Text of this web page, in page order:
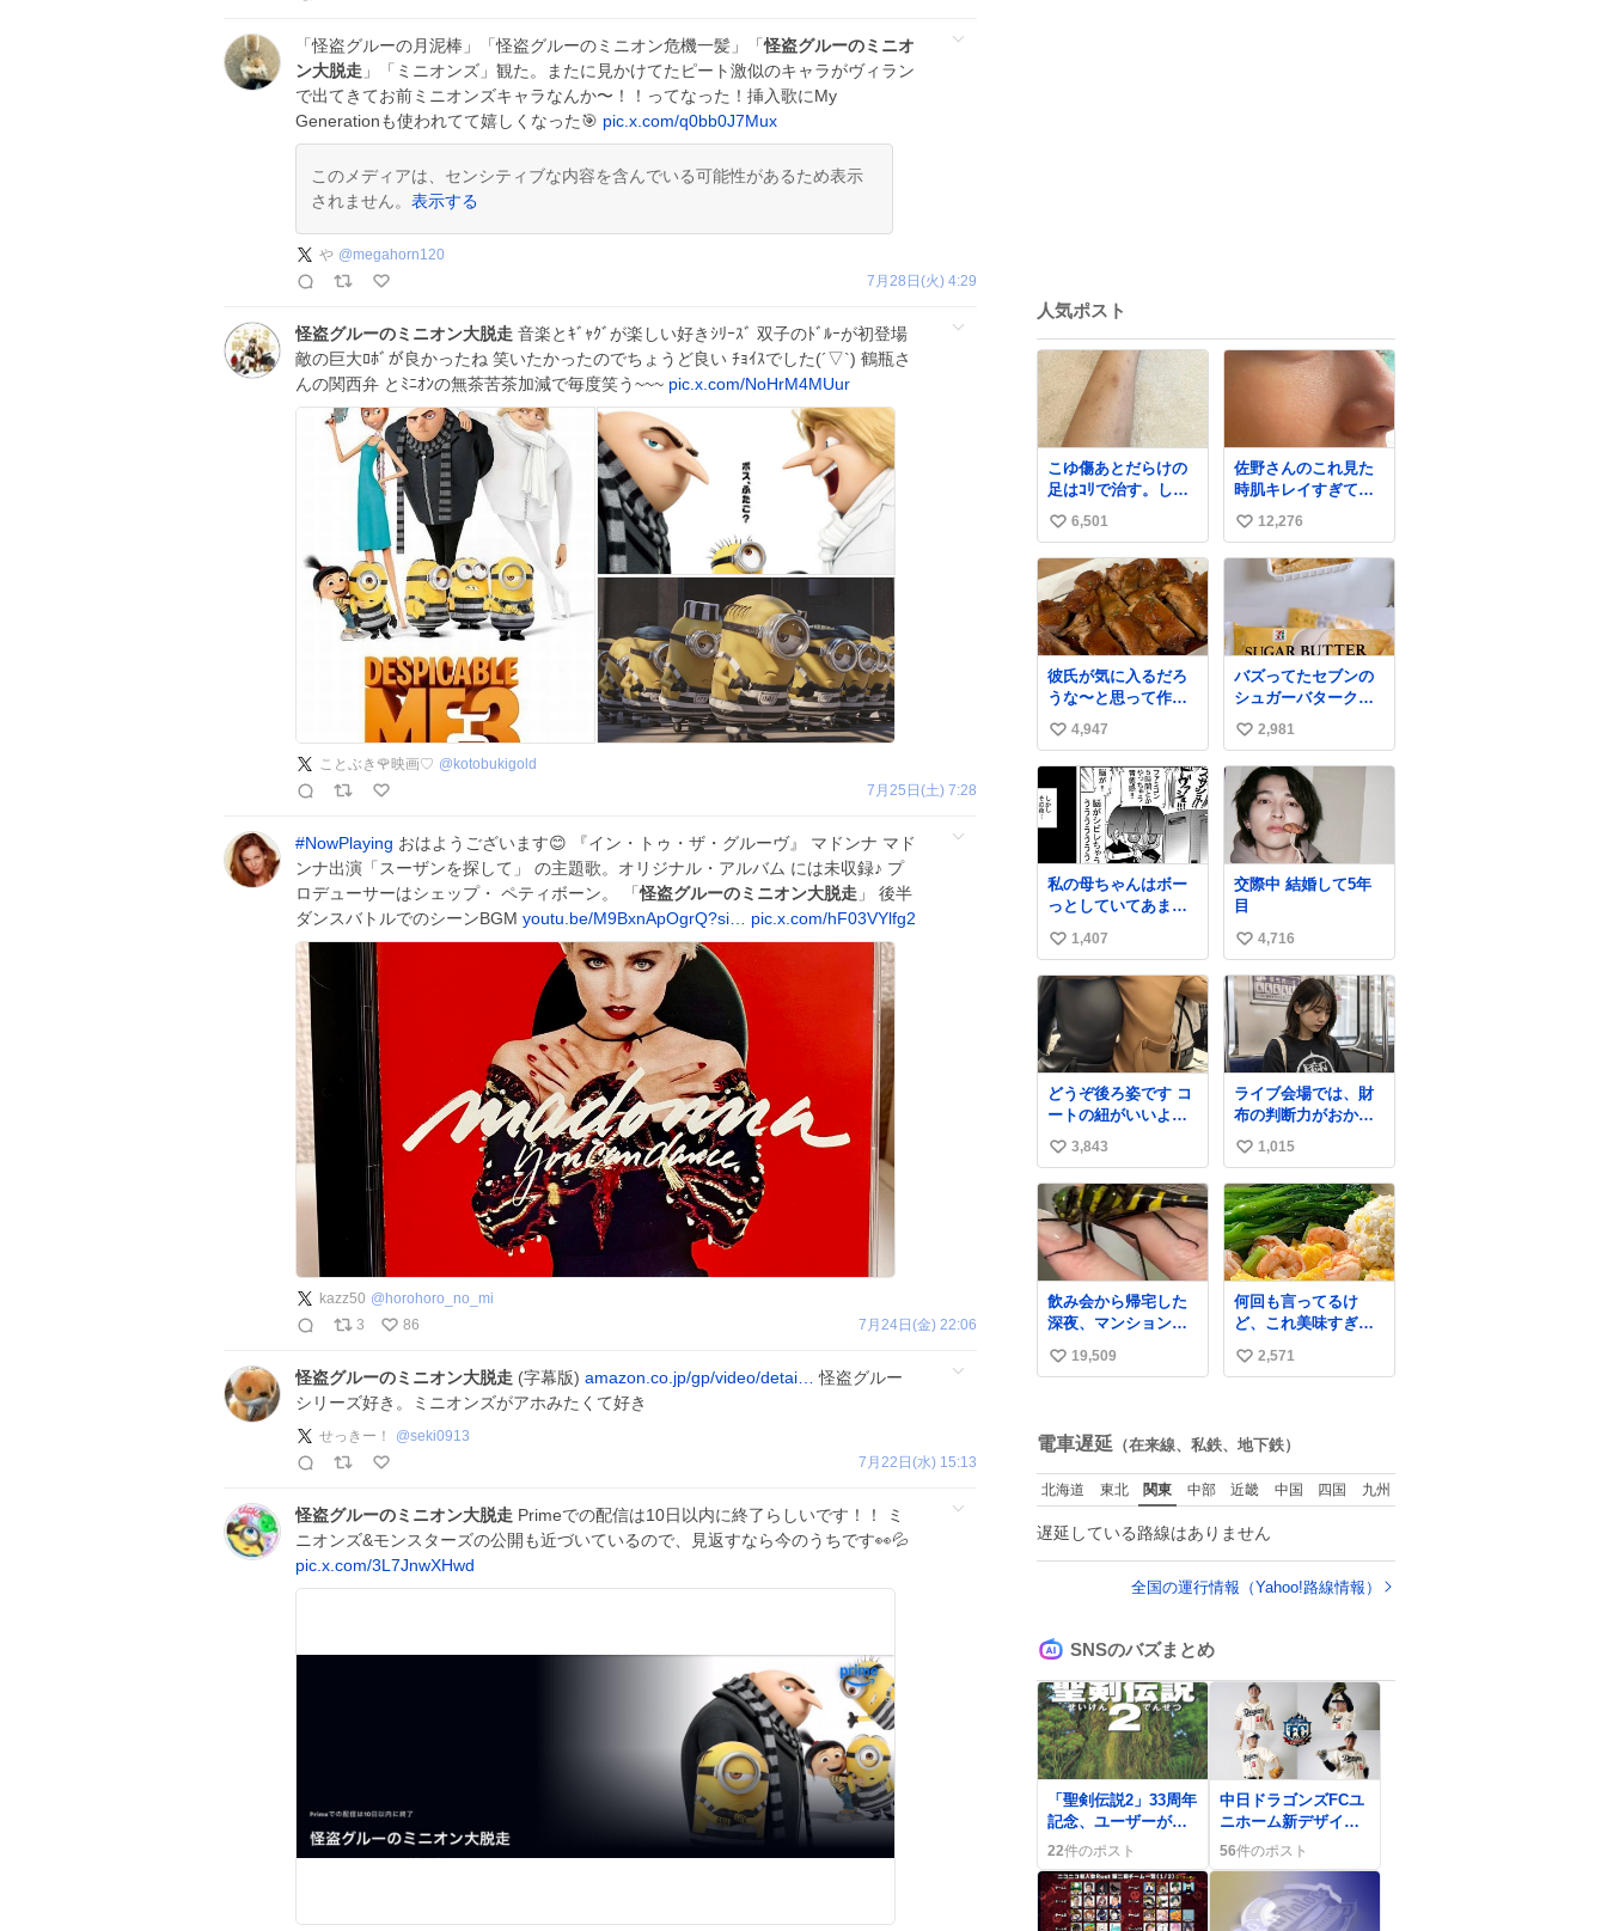
「怪盗グルーの月泥棒」「怪盗グルーのミニオン危機一髪」「怪盗グルーのミニオ
ン大脱走 」「ミニオンズ」観た。またに見かけてたピート激似のキャラがヴィラン
で出てきてお前ミニオンズキャラなんか〜！！ってなった！挿入歌にMy
Generationも使われてて嬉しくなった🎯 pic.x.com/q0bb0J7Mux
このメディアは、センシティブな内容を含んでいる可能性があるため表示
されません。 表示する
や @megahorn120
7月28日(火) 4:29
怪盗グルーのミニオン大脱走 音楽とｷﾞｬｸﾞが楽しい好きｼﾘｰｽﾞ 双子のﾄﾞﾙｰが初登場
敵の巨大ﾛﾎﾞが良かったね 笑いたかったのでちょうど良い ﾁｮｲｽでした(´▽`) 鶴瓶さ
んの関西弁 とﾐﾆｵﾝの無茶苦茶加減で毎度笑う~~~ pic.x.com/NoHrM4MUur
ことぶき🌹映画♡ @ kotobukigold
7月25日(土) 7:28
#NowPlaying おはようございます😊 『イン・トゥ・ザ・グルーヴ』 マドンナ マド
ンナ出演「スーザンを探して」 の主題歌。オリジナル・アルバム には未収録♪ プ
ロデューサーはシェップ・ ペティボーン。 「怪盗グルーのミニオン大脱走 」 後半
ダンスバトルでのシーンBGM youtu.be/M9BxnApOgrQ?si… pic.x.com/hF03VYlfg2
kazz50 @ horohoro_no_mi
3
86 7月24日(金) 22:06
怪盗グルーのミニオン大脱走 (字幕版) amazon.co.jp/gp/video/detai…
怪盗グルー
シリーズ好き。ミニオンズがアホみたくて好き
せっきー！ @seki0913
7月22日(水) 15:13
怪盗グルーのミニオン大脱走 Primeでの配信は10日以内に終了らしいです！！ ミ
ニオンズ&モンスターズの公開も近づいているので、見返すなら今のうちです👀💦
pic.x.com/3L7JnwXHwd
人気ポスト
こゆ傷あとだらけの
足はｺﾘで治す。しか
も白くなる。
い
い
ね
数
6,501
佐野さんのこれ見た
時肌キレイすぎてび
っくりしたし、やは
りアイドルって体型･
肌管理すごすぎる
い
い
ね
12,276
彼氏が気に入るだろ
うな〜と思って作っ
たら想像の何倍も美
味しい美味しい言っ
てくれて嬉しい
い
い
ね
数
4,947
バズってたセブンの
シュガーバタークレ
ープうますぎて
7NOWで買い溜め🛒
💭
い
い
ね
数
2,981
私の母ちゃんはボー
っとしていてあまり
細かい事を気にしま
せん。優秀な人の多
い現代の価値観から
見ると、あまり優秀
な母親ではないかも
しれません。でも、
だからこそ、私はそ
ういう母親が大好き
です。今も昔もすご
くリラックスしま
す。「優秀」と「良
い」は別なんですよ
ね。 1/2
い
い
数
1,407
交際中 結婚して5年
目
い
い
ね
数
4,716
どうぞ後ろ姿です コ
ートの紐がいいよ
ね…そして腰が細い
い
い
ね
数
3,843
ライブ会場では、財
布の判断力がおかし
くなる。
い
い
ね
数
1,015
飲み会から帰宅した
深夜、マンションの
廊下にいらっしゃっ
たオニヤンマ様 まさ
ておらず大興奮して
おります かっこよす
ぎる 指を差し伸べる
と乗ってきてくれた
帰宅しましたが、飛
ばないということは
弱っていらっしゃる
い
数
19,509
何回も言ってるけ
ど、これ美味すぎん
の！！！低カロリー
で満足感エグいから
い
数
2,571
電車遅延 （在来線、私鉄、地下鉄）
北海道 東北 関東 中部 近畿 中国 四国 九州
遅延している路線はありません
全国の運行情報（Yahoo!路線情報）
SNSのバズまとめ
「聖剣伝説2」33周年
記念、ユーザーが熱
い思い出と祝福の声
を投稿
22件のポスト
中日ドラゴンズFCユ
ニホーム新デザイン
公開、ファンは「か
わいい」「レトロ」
56件のポスト